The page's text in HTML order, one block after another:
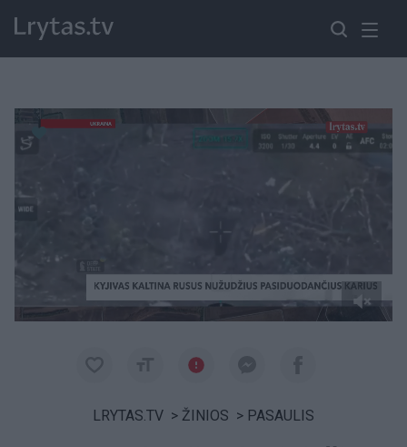
LRYTAS.TV > ŽINIOS > PASAULIS